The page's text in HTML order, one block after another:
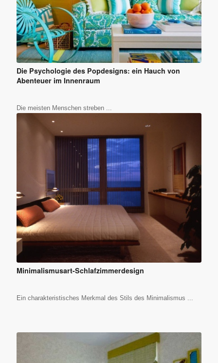
Die Psychologie des Popdesigns: ein Hauch von
Abenteuer im Innenraum
Die meisten Menschen streben ...
Minimalismusart-Schlafzimmerdesign
Ein charakteristisches Merkmal des Stils des Minimalismus ...